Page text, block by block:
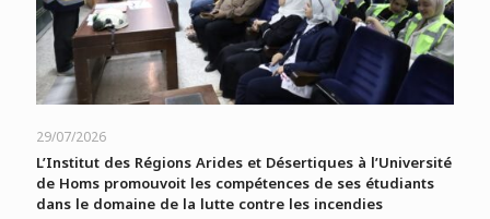
29/07/2026
L’Institut des Régions Arides et Désertiques à l’Université
de Homs promouvoit les compétences de ses étudiants
dans le domaine de la lutte contre les incendies